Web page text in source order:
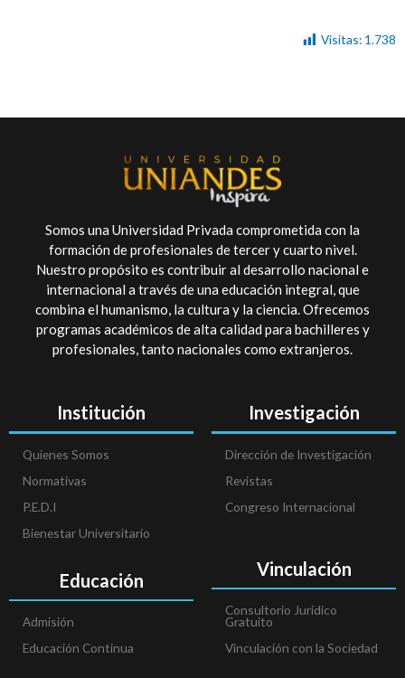
Visitas: 1.738
Somos una Universidad Privada comprometida con la
formación de profesionales de tercer y cuarto nivel.
Nuestro propósito es contribuir al desarrollo nacional e
internacional a través de una educación integral, que
combina el humanismo, la cultura y la ciencia. Ofrecemos
programas académicos de alta calidad para bachilleres y
profesionales, tanto nacionales como extranjeros.
Institución
Quienes Somos
Normativas
P.E.D.I
Bienestar Universitario
Educación
Admisión
Educación Continua
Investigación
Dirección de Investigación
Revistas
Congreso Internacional
Vinculación
Consultorio Jurídico
Gratuito
Vinculación con la Sociedad